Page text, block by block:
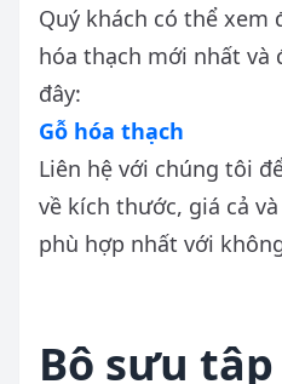
Quý khách có thể xem
hóa thạch mới nhất
đây:
Gỗ hóa thạch
Liên hệ với chúng tôi
về kích thước, giá cả
phù hợp nhất với
Bộ sưu